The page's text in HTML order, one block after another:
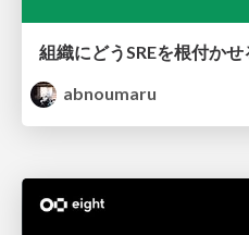
組織にどうSREを根付か
abnoumaru